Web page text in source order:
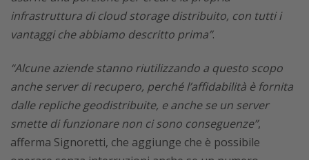
infrastruttura di cloud storage distribuito, con tutti i
vantaggi che abbiamo descritto prima”.
“Alcune aziende stanno riutilizzando a questo scopo
anche server di recupero, perché l’affidabilità è fornita
dalle repliche geodistribuite, e anche se un server
smette di funzionare non ci sono conseguenze”,
afferma Signoretti, che aggiunge che è possibile